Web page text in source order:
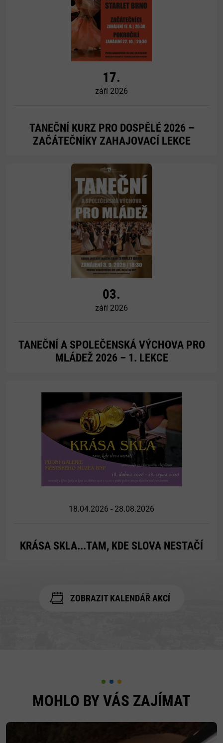
17.
září 2026
TANEČNÍ KURZ PRO DOSPĚLÉ 2026 –
ZAČÁTEČNÍKY ZAHAJOVACÍ LEKCE
03.
září 2026
TANEČNÍ A SPOLEČENSKÁ VÝCHOVA PRO
MLÁDEŽ 2026 – 1. LEKCE
Více
18.04.2026 - 28.08.2026
KRÁSA SKLA...TAM, KDE SLOVA NESTAČÍ
ZOBRAZIT KALENDÁŘ AKCÍ
MOHLO BY VÁS ZAJÍMAT